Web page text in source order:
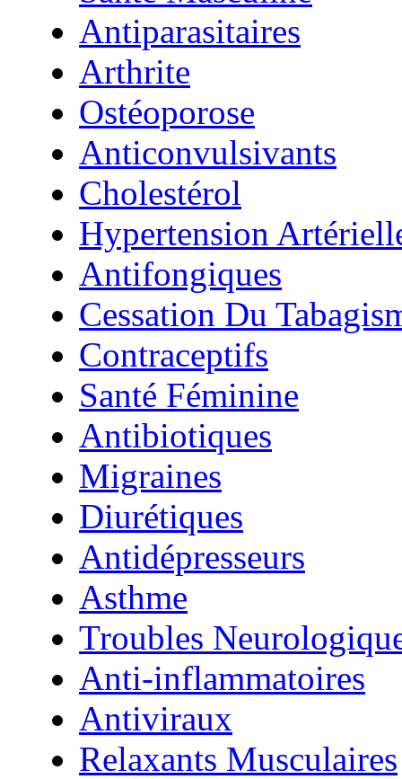
Antiparasitaires
Arthrite
Ostéoporose
Anticonvulsivants
Cholestérol
Hypertension
Antifongiques
Cessation Du
Contraceptifs
Santé Féminine
Antibiotiques
Migraines
Diurétiques
Antidépresseurs
Asthme
Troubles
Anti-inflammatoires
Antiviraux
Relaxants Musculaires